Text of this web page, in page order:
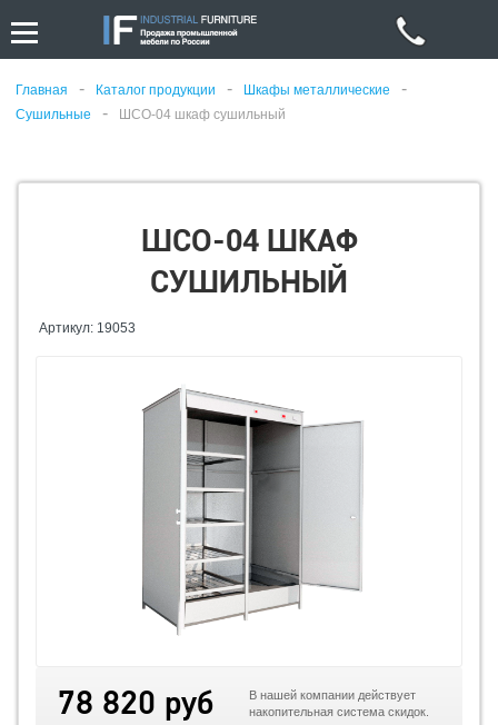
Главная - Каталог продукции - Шкафы металлические -
Сушильные - ШСО-04 шкаф сушильный
ШСО-04 ШКАФ
СУШИЛЬНЫЙ
Артикул: 19053
78 820 руб
В нашей компании действует
накопительная система скидок.